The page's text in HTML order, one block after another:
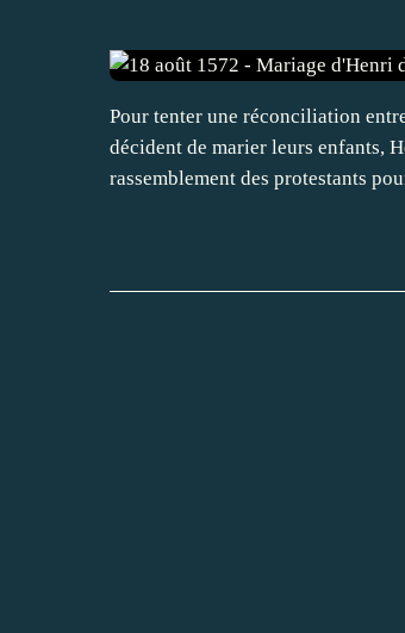
Pour tenter une réconciliation
décident de marier leurs enfants,
rassemblement des protestants